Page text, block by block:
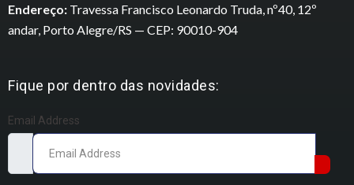
Endereço: Travessa Francisco Leonardo Truda, nº40, 12º
andar, Porto Alegre/RS — CEP: 90010-904
Fique por dentro das novidades:
Email Address